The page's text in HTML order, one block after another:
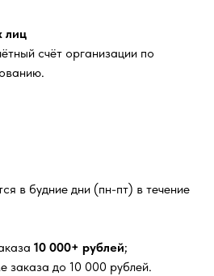
лиц
счёт организации по
в будние дни (пн-пт) в течение
10 000+ рублей;
заказа до 10 000 рублей.